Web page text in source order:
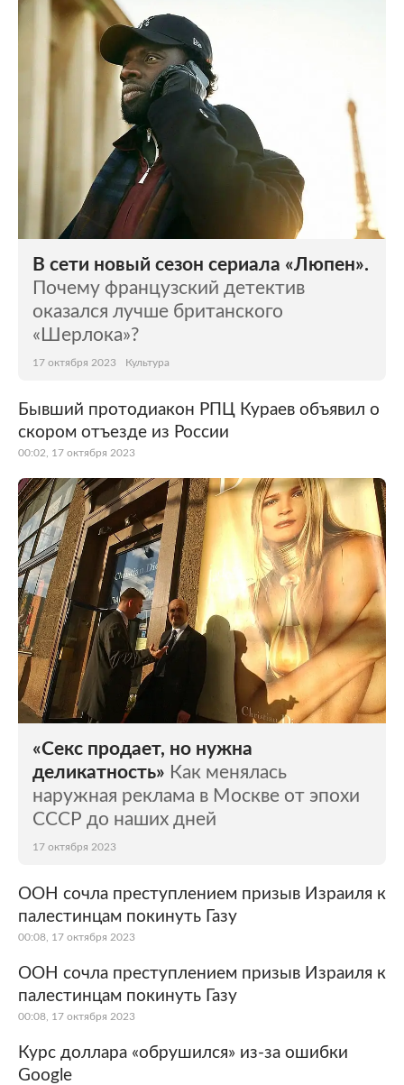
В сети новый сезон сериала «Люпен».
Почему французский детектив
оказался лучше британского
«Шерлока»?
17 октября 2023 Культура
Бывший протодиакон РПЦ Кураев объявил о
скором отъезде из России
00:02, 17 октября 2023
«Секс продает, но нужна
деликатность» Как менялась
наружная реклама в Москве от эпохи
СССР до наших дней
17 октября 2023
ООН сочла преступлением призыв Израиля к
палестинцам покинуть Газу
00:08, 17 октября 2023
ООН сочла преступлением призыв Израиля к
палестинцам покинуть Газу
00:08, 17 октября 2023
Курс доллара «обрушился» из-за ошибки
Google